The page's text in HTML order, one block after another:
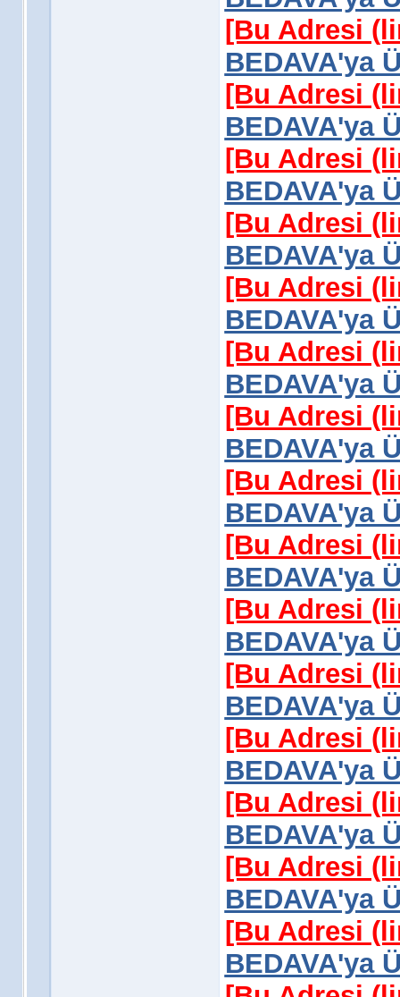
[Bu Adresi
BEDAVA'ya
[Bu Adresi
BEDAVA'ya
[Bu Adresi
BEDAVA'ya
[Bu Adresi
BEDAVA'ya
[Bu Adresi
BEDAVA'ya
[Bu Adresi
BEDAVA'ya
[Bu Adresi
BEDAVA'ya
[Bu Adresi
BEDAVA'ya
[Bu Adresi
BEDAVA'ya
[Bu Adresi
BEDAVA'ya
[Bu Adresi
BEDAVA'ya
[Bu Adresi
BEDAVA'ya
[Bu Adresi
BEDAVA'ya
[Bu Adresi
BEDAVA'ya
[Bu Adresi
BEDAVA'ya